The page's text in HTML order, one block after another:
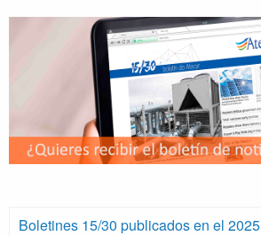
Boletines 15/30 publicados en el 2025